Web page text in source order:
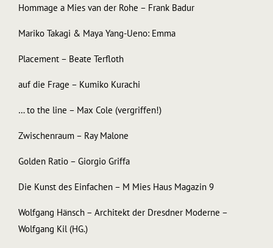
Hommage a Mies van der Rohe – Frank Badur
Mariko Takagi & Maya Yang-Ueno: Emma
Placement – Beate Terfloth
auf die Frage – Kumiko Kurachi
… to the line – Max Cole (vergriffen!)
Zwischenraum – Ray Malone
Golden Ratio – Giorgio Griffa
Die Kunst des Einfachen – M Mies Haus Magazin 9
Wolfgang Hänsch − Architekt der Dresdner Moderne –
Wolfgang Kil (HG.)